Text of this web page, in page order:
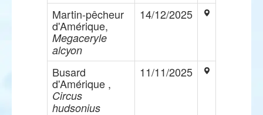
Martin-pêcheur
d'Amérique,
Megaceryle
alcyon
14/12/2025
Busard
d'Amérique ,
Circus
hudsonius
11/11/2025